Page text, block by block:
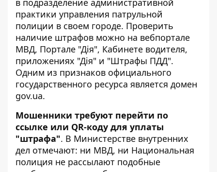
в подразделение административной
практики управления патрульной
полиции в своем городе. Проверить
наличие штрафов можно на вебпортале
МВД, Портале "Дія", Кабинете водителя,
приложениях "Дія" и "Штрафы ПДД".
Одним из признаков официального
государственного ресурса является домен
gov.ua.
Мошенники требуют перейти по
ссылке или QR-коду для уплаты
"штрафа". В Министерстве внутренних
дел отмечают: ни МВД, ни Национальная
полиция не рассылают подобные